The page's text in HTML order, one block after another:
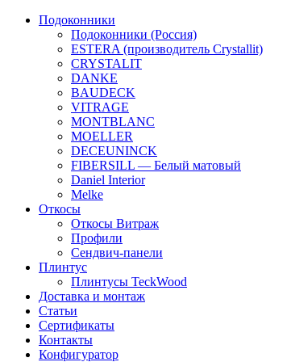
Подоконники
Подоконники (Россия)
ESTERA (производитель Crystallit)
CRYSTALIT
DANKE
BAUDECK
VITRAGE
MONTBLANC
MOELLER
DECEUNINCK
FIBERSILL — Белый матовый
Daniel Interior
Melke
Откосы
Откосы Витраж
Профили
Сендвич-панели
Плинтус
Плинтусы TeckWood
Доставка и монтаж
Статьи
Сертификаты
Контакты
Конфигуратор